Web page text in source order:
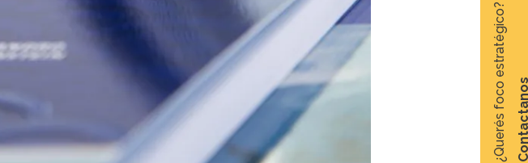
¿Querés foco estratégico?